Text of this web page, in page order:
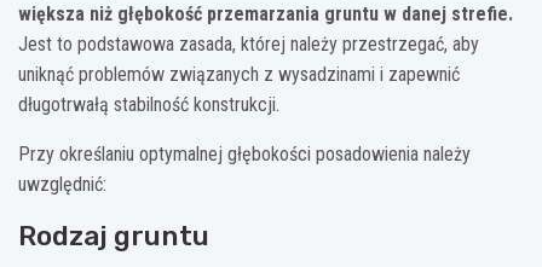
większa niż głębokość przemarzania gruntu w danej strefie.
Jest to podstawowa zasada, której należy przestrzegać, aby
uniknąć problemów związanych z wysadzinami i zapewnić
długotrwałą stabilność konstrukcji.
Przy określaniu optymalnej głębokości posadowienia należy
uwzględnić:
Rodzaj gruntu